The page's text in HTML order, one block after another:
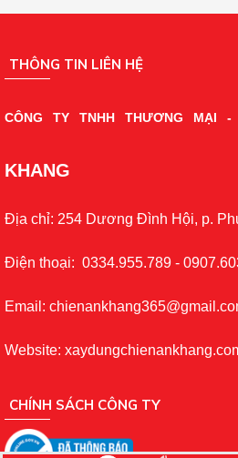
THÔNG TIN LIÊN HỆ
CÔNG TY TNHH THƯƠNG MẠI -
KHANG
Địa chỉ: 254 Dương Đình Hội, p.
Điện thoại: 0334.955.789 -
Email:
Website:
CHÍNH SÁCH CÔNG TY